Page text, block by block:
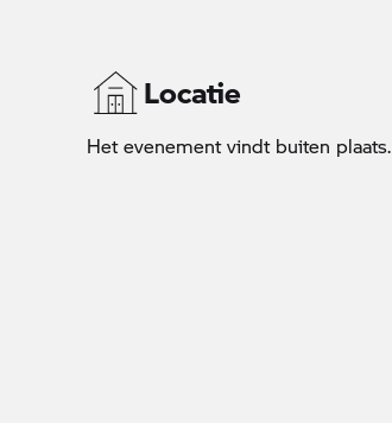
Locatie
Het evenement vindt buiten plaats.